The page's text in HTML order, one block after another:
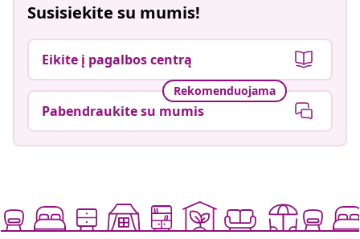
Susisiekite su mumis!
Eikite į pagalbos centrą
Rekomenduojama
Pabendraukite su mumis